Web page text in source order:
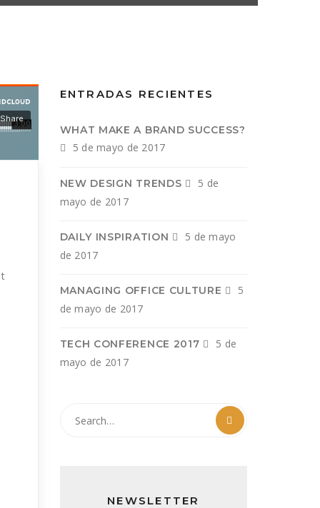
ENTRADAS RECIENTES
WHAT MAKE A BRAND SUCCESS?
5 de mayo de 2017
NEW DESIGN TRENDS
5 de
mayo de 2017
DAILY INSPIRATION
5 de mayo
de 2017
MANAGING OFFICE CULTURE
5
de mayo de 2017
TECH CONFERENCE 2017
5 de
mayo de 2017
NEWSLETTER